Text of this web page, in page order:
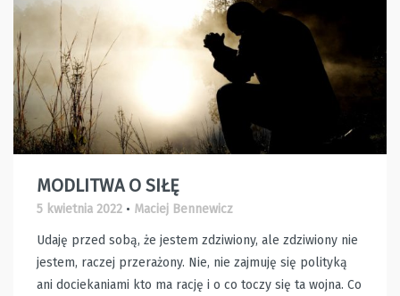
MODLITWA O SIŁĘ
5 kwietnia 2022 • Maciej Bennewicz
Udaję przed sobą, że jestem zdziwiony, ale zdziwiony nie
jestem, raczej przerażony. Nie, nie zajmuję się polityką
ani dociekaniami kto ma rację i o co toczy się ta wojna. Co